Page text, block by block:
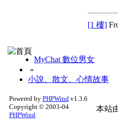
[1 樓]
MyChat 數位男女
»
小說、散文、心情故事
Powered by PHPWind v1.3.6
Copyright © 2003-04
PHPWind
本站